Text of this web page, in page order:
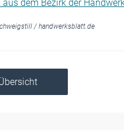
dem Bezirk der
/ handwerksblatt.de